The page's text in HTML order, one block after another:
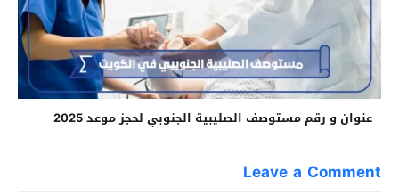
عنوان و رقم مستوصف الصليبية الجنوبي لحجز موعد 2025
Leave a Comment